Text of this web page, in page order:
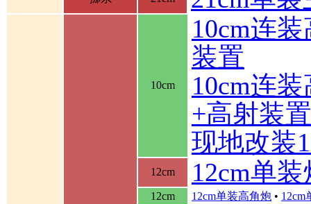
10cm
10cm连
装置
10cm连
+高射装
现地改装
12cm 12cm单装
12cm 12cm单装高角炮 • 12cm